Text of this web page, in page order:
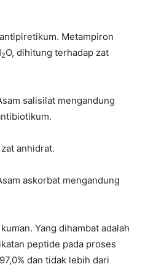
Metampiron
2O, dihitung terhadap zat
salisilat mengandung
anhidrat.
askorbat mengandung
Yang dihambat adalah
peptide pada proses
dan tidak lebih dari